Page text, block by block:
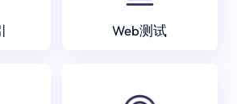
Web测试